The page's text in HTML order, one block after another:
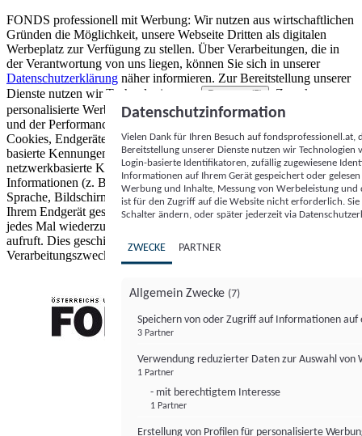
FONDS professionell mit Werbung: Wir nutzen aus wirtschaftlichen
Gründen die Möglichkeit, unsere Webseite Dritten als digitalen
Werbeplatz zur Verfügung zu stellen. Über Verarbeitungen, die in
der Verantwortung von uns liegen, können Sie sich in unserer
Datenschutzerklärung näher informieren. Zur Bereitstellung unserer
Dienste nutzen wir Technologien von
Partnern (5)
. Zwecke:
personalisierte Werbung und Inhalte, Messung von Werbeleistung
und der Performance von Inhalten sowie Zielgruppenforschung.
Cookies, Endgeräte- oder ähnliche Online-Kennungen (z. B. login-
basierte Kennungen, zufällig generierte Kennungen,
netzwerkbasierte Kennungen) können zusammen mit anderen
Informationen (z. B. Browsertyp und Browserinformationen,
Sprache, Bildschirmgröße, unterstützte Technologien usw.) auf
Ihrem Endgerät gespeichert oder von dort ausgelesen werden, um es
jedes Mal wiederzuerkennen, wenn es eine App oder einer Webseite
aufruft. Dies geschieht für einen oder mehrere der hier aufgeführten
Verarbeitungszwecke.
Datenschutzinformation
Vielen Dank für Ihren Besuch auf
Bereitstellung unserer Dienste nutzen wir Technologien
Login-basierte Identifikatoren, zufällig zugewiesene
Informationen auf Ihrem Gerät gespeichert oder
Werbung und Inhalte, Messung von Werbeleistung
ist für den Zugriff auf die Website nicht erforderlich.
Schalter ändern, oder später jederzeit via
ZWECKE PARTNER
Allgemein Zwecke (7)
Speichern von oder Zugriff auf Informationen auf
3 Partner
Verwendung reduzierter Daten zur Auswahl von
1 Partner
- mit berechtigtem Interesse
1 Partner
Erstellung von Profilen für personalisierte
FONDS professionell